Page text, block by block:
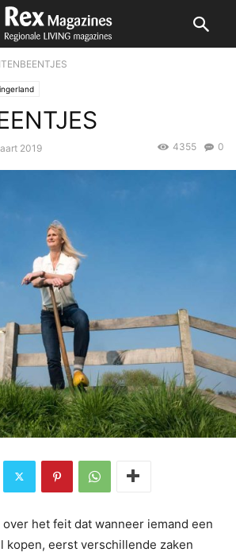
2019 0
4355
het feit dat wanneer iemand een
kopen, eerst verschillende zaken